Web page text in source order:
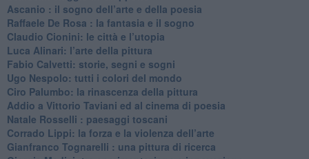
​Ascanio : il sogno dell’arte e della poesia
Raffaele De Rosa : la fantasia e il sogno
​Claudio Cionini: le città e l’utopia
Luca Alinari: l’arte della pittura
​Fabio Calvetti: storie, segni e sogni
Ugo Nespolo: tutti i colori del mondo
​Ciro Palumbo: la rinascenza della pittura
​Addio a Vittorio Taviani ed al cinema di poesia
​Natale Rosselli : paesaggi toscani
​Corrado Lippi: la forza e la violenza dell’arte
Gianfranco Tognarelli : una pittura di ricerca